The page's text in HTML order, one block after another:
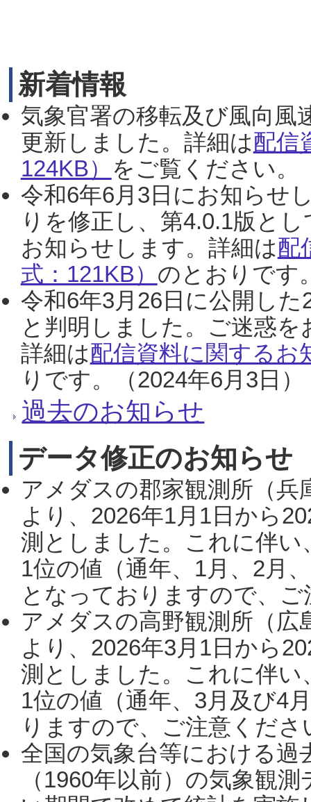
新着情報
気象官署の移転及び風向風
更新しました。詳細は配信
124KB） をご覧ください。
令和6年6月3日にお知らせ
りを修正し、第4.0.1版と
お知らせします。詳細は配
式：121KB） のとおりです
令和6年3月26日に公開し
と判明しました。ご迷惑
詳細は配信資料に関するお
りです。（2024年6月3日）
過去のお知らせ
データ修正のお知らせ
アメダスの郡家観測所（
より、2026年1月1日から
測としました。これに伴い
1位の値（通年、1月、2月
となっておりますので、
アメダスの高野観測所（
より、2026年3月1日から
測としました。これに伴い
1位の値（通年、3月及び4
りますので、ご注意くだ
全国の気象台等における過
（1960年以前）の気象観